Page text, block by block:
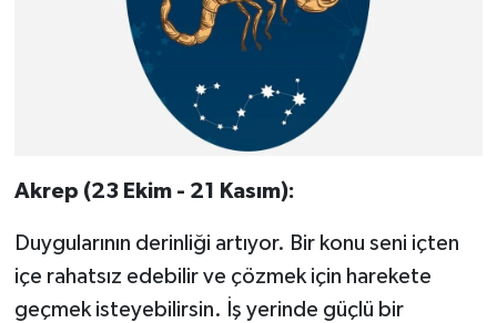
Akrep (23 Ekim - 21 Kasım):
Duygularının derinliği artıyor. Bir konu seni içten
içe rahatsız edebilir ve çözmek için harekete
geçmek isteyebilirsin. İş yerinde güçlü bir